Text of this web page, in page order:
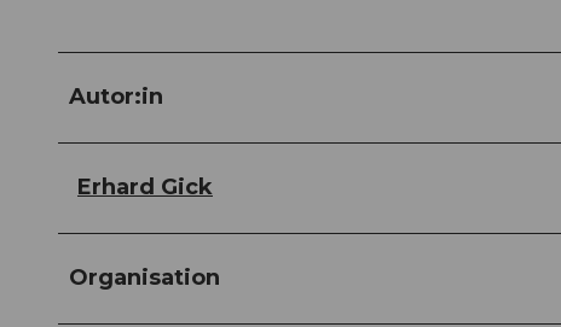
Autor:in
Erhard Gick
Organisation